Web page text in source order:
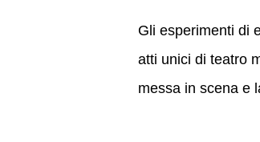
Gli esperimenti di
atti unici di teatro
messa in scena e